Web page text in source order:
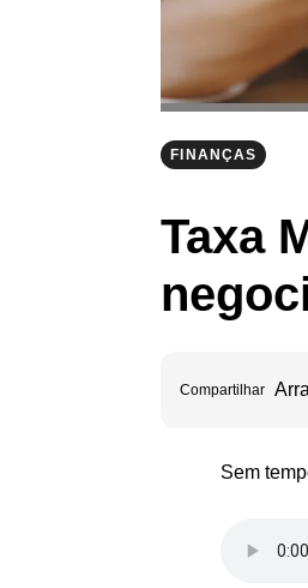
FINANÇAS
Taxa
Compartilhar
Sem